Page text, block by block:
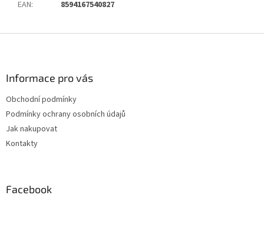
EAN: 8594167540827
Informace pro vás
Obchodní podmínky
Podmínky ochrany osobních údajů
Jak nakupovat
Kontakty
Facebook